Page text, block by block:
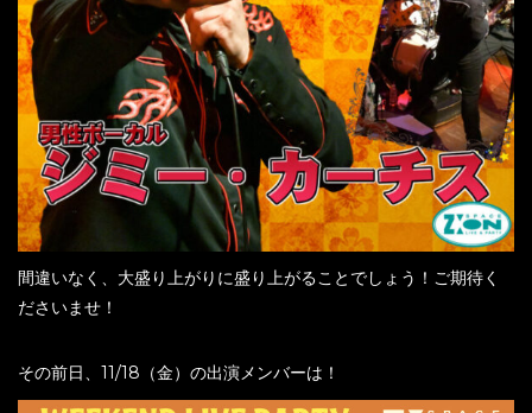
間違いなく、大盛り上がりに盛り上がることでしょう！ご期待く
ださいませ！
その前日、11/18（金）の出演メンバーは！